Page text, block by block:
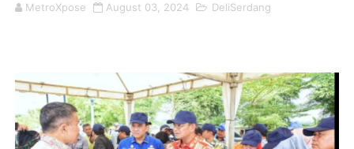
MetroXpose August 03, 2024 DeliSerdang